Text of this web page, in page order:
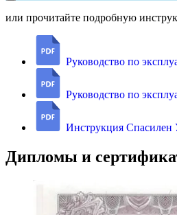
или прочитайте подробную
Руководство по
Руководство по
Инструкция Спасилен
Дипломы и